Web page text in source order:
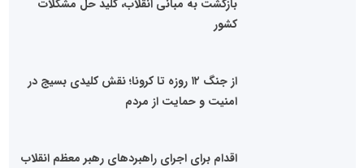
بازگشت به مبانی انقلاب، کلید حل مشکلات
کشور
از جنگ ۱۲ روزه تا کرونا؛ نقش کلیدی بسیج در
امنیت و حمایت از مردم
اقدام برای اجرای راهبردهای رهبر معظم انقلاب